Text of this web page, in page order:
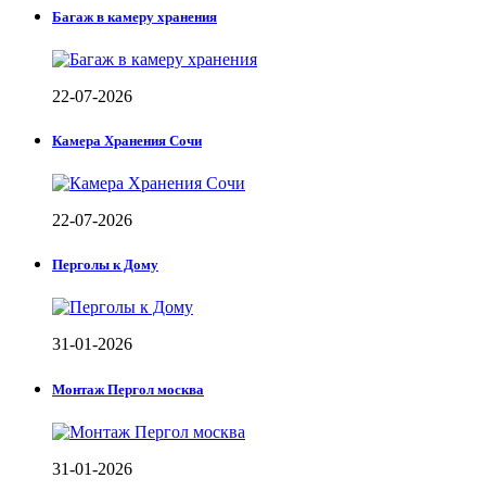
Багаж в камеру хранения
22-07-2026
Камера Хранения Сочи
22-07-2026
Перголы к Дому
31-01-2026
Монтаж Пергол москва
31-01-2026